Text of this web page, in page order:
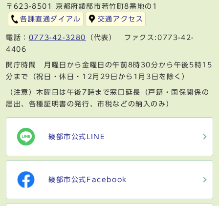
〒623-8501 京都府綾部市若竹町8番地の1
各課直通ダイアル
交通アクセス
電話： 0773-42-3280
（代表） ファクス:0773-42-
4406
開庁時間 月曜日から金曜日の午前8時30分から午後5時15
分まで（祝日・休日・12月29日から1月3日を除く）
（注意）木曜日は午後7時まで窓口延長（戸籍・国保関係の
届出、各種証明書の発行、市税などの納入のみ）
綾部市公式LINE
綾部市公式Facebook